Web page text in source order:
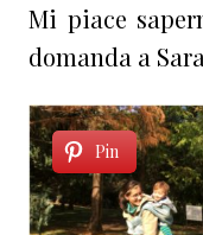
Mi piace
domanda a
Pin